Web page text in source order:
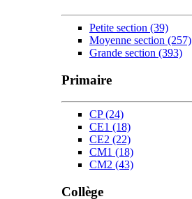
Petite section (39)
Moyenne section (257)
Grande section (393)
Primaire
CP(24)
CE1 (18)
CE2 (22)
CM1 (18)
CM2 (43)
Collège